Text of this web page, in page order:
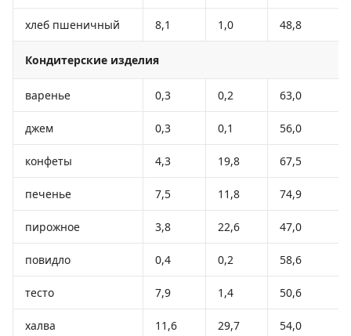
хлеб пшеничный 8,1 1,0 48,8
Кондитерские изделия
варенье 0,3 0,2 63,0
джем 0,3 0,1 56,0
конфеты 4,3 19,8 67,5
печенье 7,5 11,8 74,9
пирожное 3,8 22,6 47,0
повидло 0,4 0,2 58,6
тесто 7,9 1,4 50,6
халва 11,6 29,7 54,0